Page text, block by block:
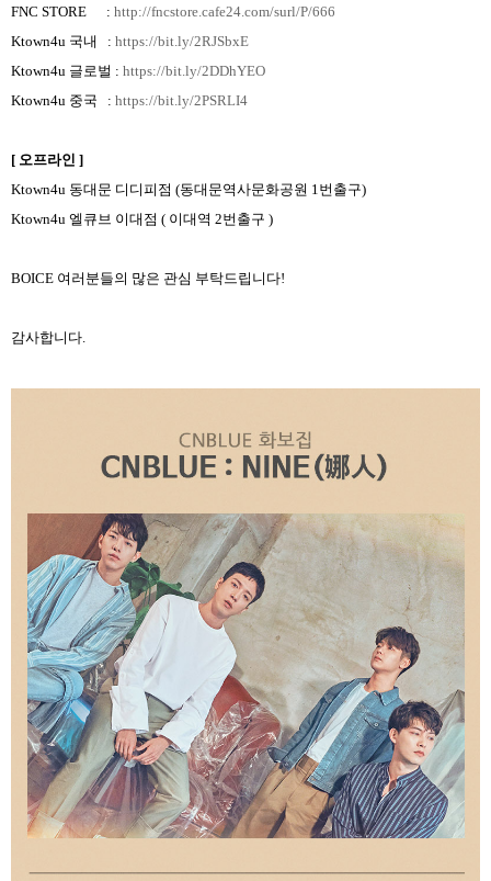
FNC STORE : http://fncstore.cafe24.com/surl/P/666
Ktown4u 국내 : https://bit.ly/2RJSbxE
Ktown4u 글로벌 : https://bit.ly/2DDhYEO
Ktown4u 중국 : https://bit.ly/2PSRLI4
[ 오프라인 ]
Ktown4u 동대문 디디피점 (동대문역사문화공원 1 번출구)
Ktown4u 엘큐브 이대점 ( 이대역 2번출구 )
BOICE 여러분들의 많은 관심 부탁드립니다!
감사합니다